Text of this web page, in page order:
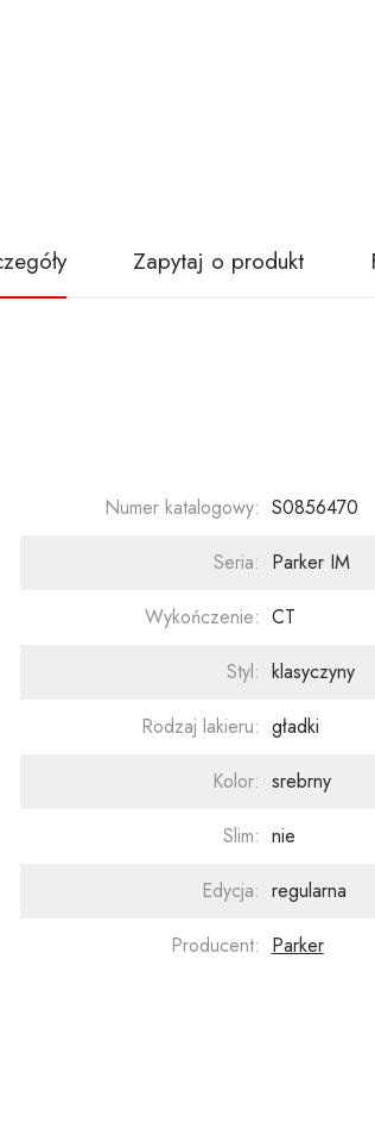
Zapytaj o produkt
Numer katalogowy: S0856470
Seria: Parker IM
Wykończenie: CT
Styl: klasyczyny
Rodzaj lakieru: gładki
Kolor: srebrny
Slim: nie
Edycja: regularna
Producent: Parker